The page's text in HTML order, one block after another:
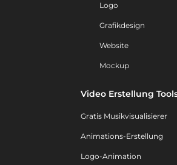
Logo
Grafikdesign
Website
Mockup
Video Erstellung
Gratis Musikvisualisierer
Animations-Erstellung
Logo-Animation